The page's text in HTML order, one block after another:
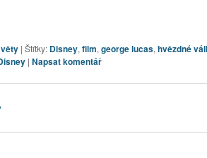
| Štítky: Disney,film,george lucas,hvězdné
| Napsat komentář